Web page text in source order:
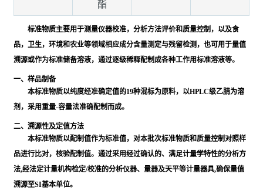
酯
标准物质主要用于测量仪器校准，分析方法评价和质量控制，以及食
品，卫生，环境和农业等领域相应成分含量测定与残留检测，也可用于量值
溯源或作为标准储备溶液，通过逐级稀释配制成各种工作用标准溶液等。
一、样品制备
本标准物质以纯度经准确定值的19种混标为原料，以HPLC级乙腈为溶
剂，采用重量-容量法准确配制而成。
二、溯源性及定值方法
本标准物质以配制值作为标准值，对本批次标准物质和质量控制对照样
品进行比对，核验配制值。通过采用经过确认的、满足计量学特性的分析方
法,经法定计量机构检定/校准的分析仪器、量器及天平等计量器具,确保量值
溯源至SI基本单位。